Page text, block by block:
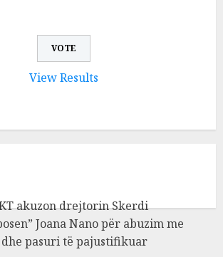
View Results
akuzon drejtorin Skerdi
Joana Nano për abuzim me
pasuri të pajustifikuar